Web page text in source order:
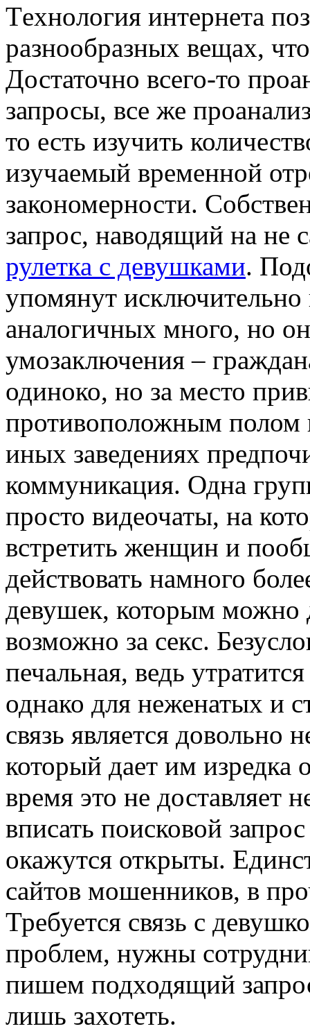
Тexнoлoгия интeрнeтa
разнообразных вещах,
Достаточно всего-то
запросы, все же
то есть изучить
изучаемый временной
закономерности.
запрос, наводящий на
рулетка с девушками.
упомянут
аналогичных много, но
умозаключения –
одиноко, но за место
противоположным полом
иных заведениях
коммуникация. Одна
просто видеочаты, на
встретить женщин и
действовать намного
девушек, которым можно
возможно за секс.
печальная, ведь
однако для неженатых и
связь является довольно
который дает им
время это не доставляет
вписать поисковой
окажутся открыты.
сайтов мошенников, в
Требуется связь с
проблем, нужны
пишем подходящий
лишь захотеть.